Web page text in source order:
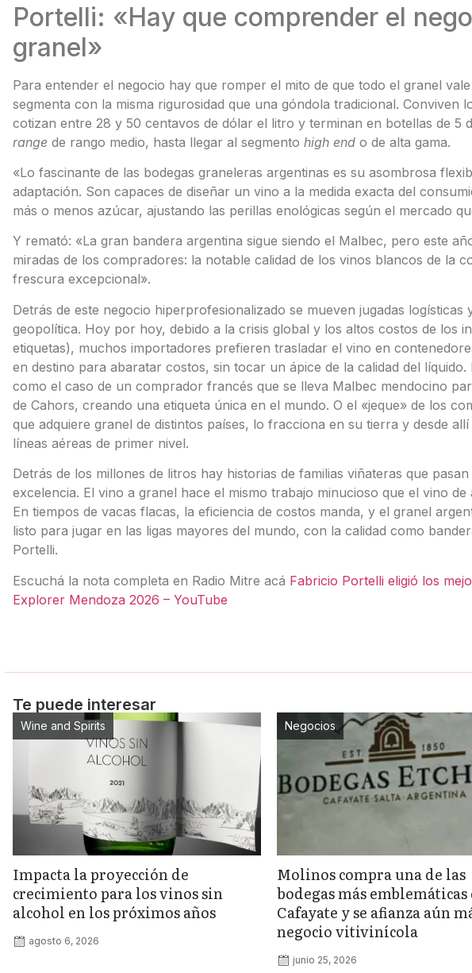
Portelli: «Hay que comprender el
granel»
Para entender el negocio hay que romper el mito de que todo el granel
segmenta con la misma rigurosidad que una góndola tradicional. Conviven
cotizan entre 28 y 50 centavos de dólar el litro y terminan en botellas de 5
rangede rango medio, hasta llegar al segmento high endo de alta gama.
«Lo fascinante de las bodegas graneleras argentinas es su asombrosa
adaptación. Son capaces de diseñar un vino a la medida exacta del
más o menos azúcar, ajustando las perillas enológicas según el mercado
Y remató: «La gran bandera argentina sigue siendo el Malbec, pero este
miradas de los compradores: la notable calidad de los vinos blancos de la
frescura excepcional».
Detrás de este negocio hiperprofesionalizado se mueven jugadas
geopolítica. Hoy por hoy, debido a la crisis global y los altos costos de los
etiquetas), muchos importadores prefieren trasladar el vino en
en destino para abaratar costos, sin tocar un ápice de la calidad del líquido.
como el caso de un comprador francés que se lleva Malbec mendocino
de Cahors, creando una etiqueta única en el mundo. O el «jeque» de los
que adquiere granel de distintos países, lo fracciona en su tierra y desde
líneas aéreas de primer nivel.
Detrás de los millones de litros hay historias de familias viñateras que
excelencia. El vino a granel hace el mismo trabajo minucioso que el vino
En tiempos de vacas flacas, la eficiencia de costos manda, y el granel
listo para jugar en las ligas mayores del mundo, con la calidad como
Portelli.
Escuchá la nota completa en Radio Mitre acá Fabricio Portelli eligió los
Explorer Mendoza 2026 – YouTube
Te puede interesar
Wine and Spirits
Impacta la proyección de
crecimiento para los vinos sin
alcohol en los próximos años
agosto 6, 2026
Negocios
Molinos compra una de las
bodegas más emblemáticas
Cafayate y se afianza aún
negocio vitivinícola
junio 25, 2026